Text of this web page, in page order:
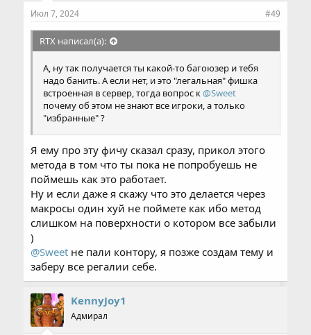
Июл 7, 2024 #49
RTX написал(а):
А, ну так получается ты какой-то багоюзер и тебя
надо банить. А если нет, и это "легальная" фишка
встроенная в сервер, тогда вопрос к@Sweet
почему об этом не знают все игроки, а только
"избранные" ?
Я ему про эту фичу сказал сразу, прикол этого
метода в том что ты пока не попробуешь не
поймешь как это работает.
Ну и если даже я скажу что это делается через
макросы один хуй не поймете как ибо метод
слишком на поверхности о котором все забыли
)
@Sweetне пали контору, я позже создам тему и
заберу все регалии себе.
KennyJoy1
Адмирал